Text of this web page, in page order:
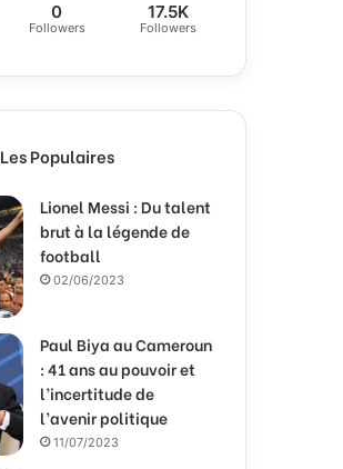
0
Followers
17.5K
Followers
Les Populaires
Lionel Messi : Du talent
brut à la légende de
football
02/06/2023
Paul Biya au Cameroun
: 41 ans au pouvoir et
l’incertitude de
l’avenir politique
11/07/2023